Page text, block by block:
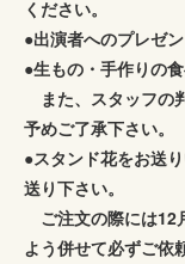
ください。
●出演者へのプレゼ
●生もの・手作りの
また、スタッフの
予めご了承下さい。
●スタンド花をお送
送り下さい。
ご注文の際には12
よう併せて必ずご依